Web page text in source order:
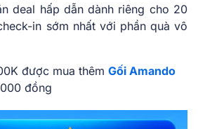
deal hấp dẫn dành riêng cho 20
in sớm nhất với phần quà vô
được mua thêm Gối Amando
đồng